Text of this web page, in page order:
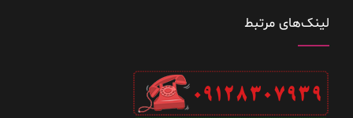
لینک‌های مرتبط